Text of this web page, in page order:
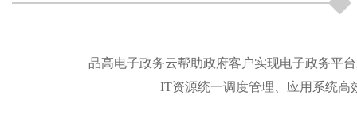
品高电子政务云帮助政府客户实现电子政务平
IT资源统一调度管理、应用系统高